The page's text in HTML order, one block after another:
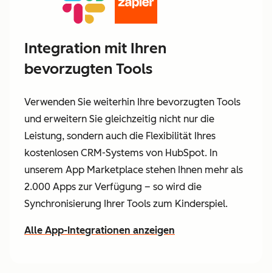
Integration mit Ihren
bevorzugten Tools
Verwenden Sie weiterhin Ihre bevorzugten Tools
und erweitern Sie gleichzeitig nicht nur die
Leistung, sondern auch die Flexibilität Ihres
kostenlosen CRM-Systems von HubSpot. In
unserem App Marketplace stehen Ihnen mehr als
2.000 Apps zur Verfügung – so wird die
Synchronisierung Ihrer Tools zum Kinderspiel.
Alle App-Integrationen anzeigen